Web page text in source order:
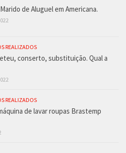
de Aluguel em Americana.
REALIZADOS
conserto, substituição. Qual a
REALIZADOS
de lavar roupas Brastemp